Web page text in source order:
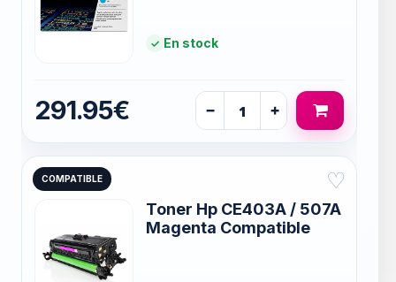
En stock
291.95€ − +
COMPATIBLE ♡
Toner Hp CE403A / 507A
Magenta Compatible